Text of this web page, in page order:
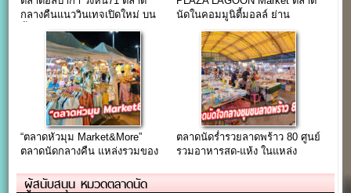
กลางคืนแนววินเทจเปิดใหม่ บน
นัดในคอมมูนิตี้มอลล์ ย่าน
“ตลาดหัวมุม Market&More”
ตลาดนัดกลางคืน แหล่งรวมของ
เกษตร-นวมินทร์
ตลาดนัดร่ำรวยลาดพร้าว 80 ศูนย์
รวมอาหารสด-แห้ง ในแหล่ง
ผู้สนับสนุน หมวดตลาดนัด